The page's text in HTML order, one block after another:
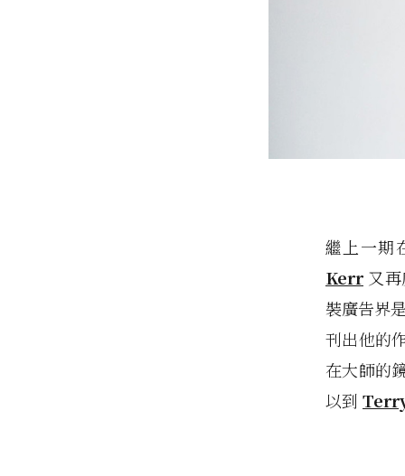
繼上一期
Kerr 又
裝廣告界
刊出他的
在大師的
以到